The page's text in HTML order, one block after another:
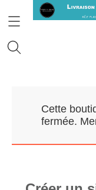
Cette
fermée.